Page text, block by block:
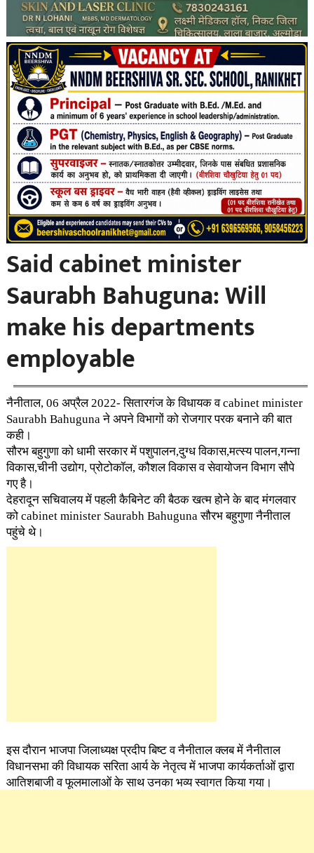
Said cabinet minister
Saurabh Bahuguna: Will
make his departments
employable
नैनीताल, 06 अप्रैल 2022- सितारगंज के विधायक व cabinet minister
Saurabh Bahuguna ने अपने विभागों को रोजगार परक बनाने की बात
कही।
सौरभ बहुगुणा को धामी सरकार में पशुपालन,दुग्ध विकास,मत्स्य पालन,गन्ना
विकास,चीनी उद्योग, प्रोटोकॉल, कौशल विकास व सेवायोजन विभाग सौपे
गए है।
देहरादून सचिवालय में पहली कैबिनेट की बैठक खत्म होने के बाद मंगलवार
को cabinet minister Saurabh Bahuguna सौरभ बहुगुणा नैनीताल
पहुंचे थे।
इस दौरान भाजपा जिलाध्यक्ष प्रदीप बिष्ट व नैनीताल क्लब में नैनीताल
विधानसभा की विधायक सरिता आर्य के नेतृत्व में भाजपा कार्यकर्ताओं द्वारा
आतिशबाजी व फूलमालाओं के साथ उनका भव्य स्वागत किया गया।